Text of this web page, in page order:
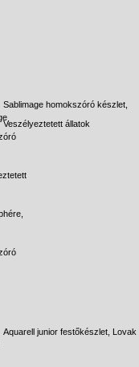
Sablimage homokszóró készlet,
Veszélyeztetett állatok
Aquarell junior festőkészlet, Lovak